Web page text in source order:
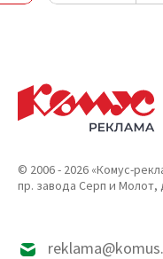
© 2006 - 2026 «Комус-
пр. завода Серп и Молот,